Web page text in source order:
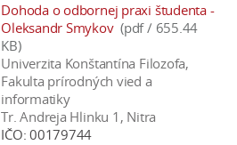
Dohoda o odbornej praxi študenta -
Oleksandr Smykov (pdf / 655.44
KB)
Univerzita Konštantína Filozofa,
Fakulta prírodných vied a
informatiky
Tr. Andreja Hlinku 1, Nitra
IČO: 00179744